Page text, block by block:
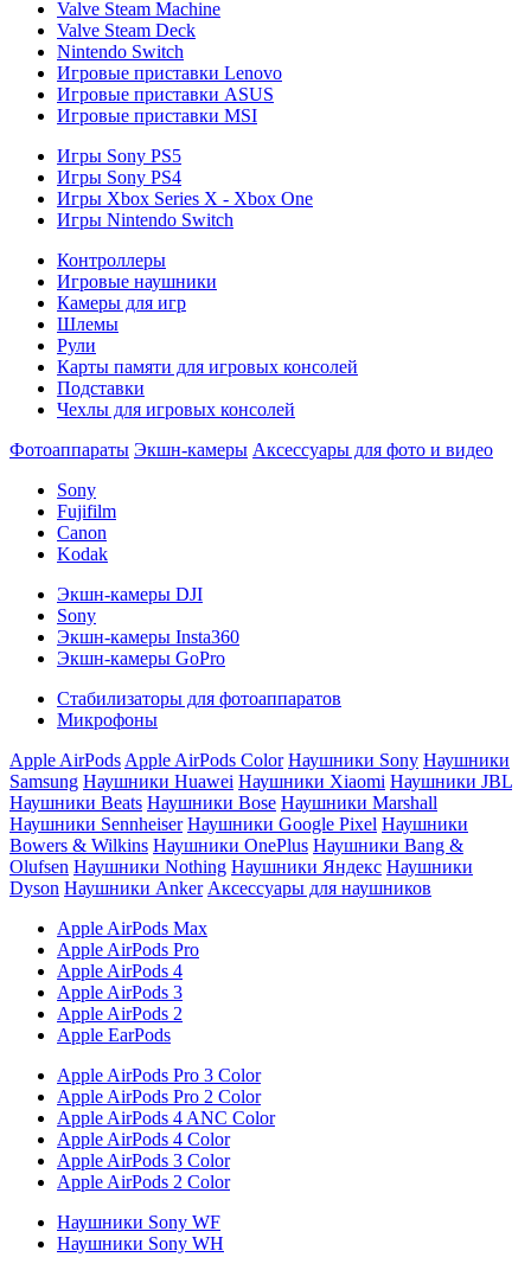
Valve Steam Machine
Valve Steam Deck
Nintendo Switch
Игровые приставки Lenovo
Игровые приставки ASUS
Игровые приставки MSI
Игры Sony PS5
Игры Sony PS4
Игры Xbox Series X - Xbox One
Игры Nintendo Switch
Контроллеры
Игровые наушники
Камеры для игр
Шлемы
Рули
Карты памяти для игровых консолей
Подставки
Чехлы для игровых консолей
Фотоаппараты Экшн-камеры Аксессуары для фото и видео
Sony
Fujifilm
Canon
Kodak
Экшн-камеры DJI
Sony
Экшн-камеры Insta360
Экшн-камеры GoPro
Стабилизаторы для фотоаппаратов
Микрофоны
Apple AirPods Apple AirPods Color Наушники Sony Наушники
Samsung Наушники Huawei Наушники Xiaomi Наушники JBL
Наушники Beats Наушники Bose Наушники Marshall
Наушники Sennheiser Наушники Google Pixel Наушники
Bowers & Wilkins Наушники OnePlus Наушники Bang &
Olufsen Наушники Nothing Наушники Яндекс Наушники
Dyson Наушники Anker Аксессуары для наушников
Apple AirPods Max
Apple AirPods Pro
Apple AirPods 4
Apple AirPods 3
Apple AirPods 2
Apple EarPods
Apple AirPods Pro 3 Color
Apple AirPods Pro 2 Color
Apple AirPods 4 ANC Color
Apple AirPods 4 Color
Apple AirPods 3 Color
Apple AirPods 2 Color
Наушники Sony WF
Наушники Sony WH